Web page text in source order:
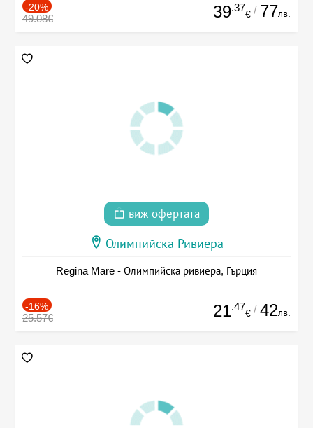
-20%
49.08€ 39.37
€ / 77лв.
виж офертата
Олимпийска Ривиера
Regina Mare - Олимпийска ривиера, Гърция
-16%
25.57€ 21.47
€ / 42лв.